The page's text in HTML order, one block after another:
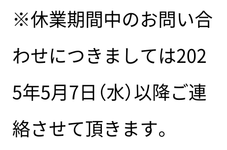
※休業期間中のお問い合
わせにつきましては202
5年5月7日（水）以降ご連
絡させて頂きます。